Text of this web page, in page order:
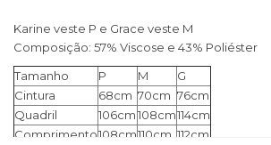
Karine veste P e Grace veste M
Composição: 57% Viscose e 43% Poliéster
Tamanho
P M
G
Cintura
68cm 70cm 76cm
Quadril
106cm108cm114cm
Comprimento108cm110cm 112cm